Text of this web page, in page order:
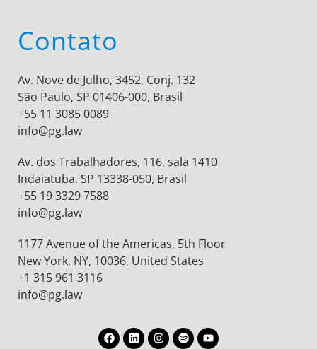
Contato
Av. Nove de Julho, 3452, Conj. 132
São Paulo, SP 01406-000, Brasil
+55 11 3085 0089
info@pg.law
Av. dos Trabalhadores, 116, sala 1410
Indaiatuba, SP 13338-050, Brasil
+55 19 3329 7588
info@pg.law
1177 Avenue of the Americas, 5th Floor
New York, NY, 10036, United States
+1 315 961 3116
info@pg.law